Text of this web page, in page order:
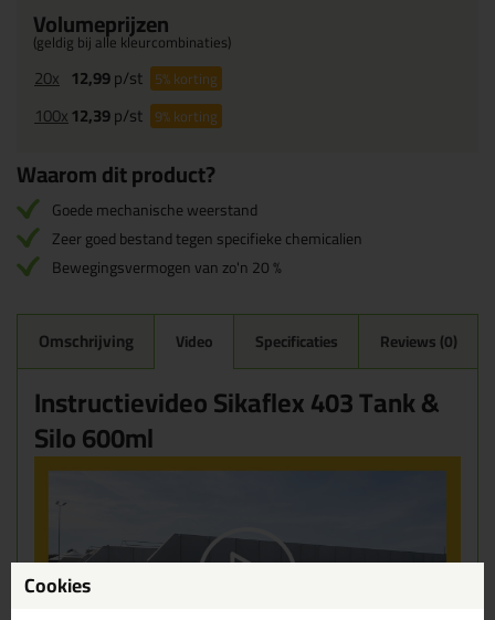
Volumeprijzen
(geldig bij alle kleurcombinaties)
20x 12,99p/st 5%korting
100x12,39p/st 9%korting
Waarom dit product?
Goede mechanische weerstand
Zeer goed bestand tegen specifieke chemicalien
Bewegingsvermogen van zo'n 20 %
Omschrijving Video Specificaties Reviews (0)
Instructievideo Sikaflex 403 Tank &
Silo 600ml
Cookies